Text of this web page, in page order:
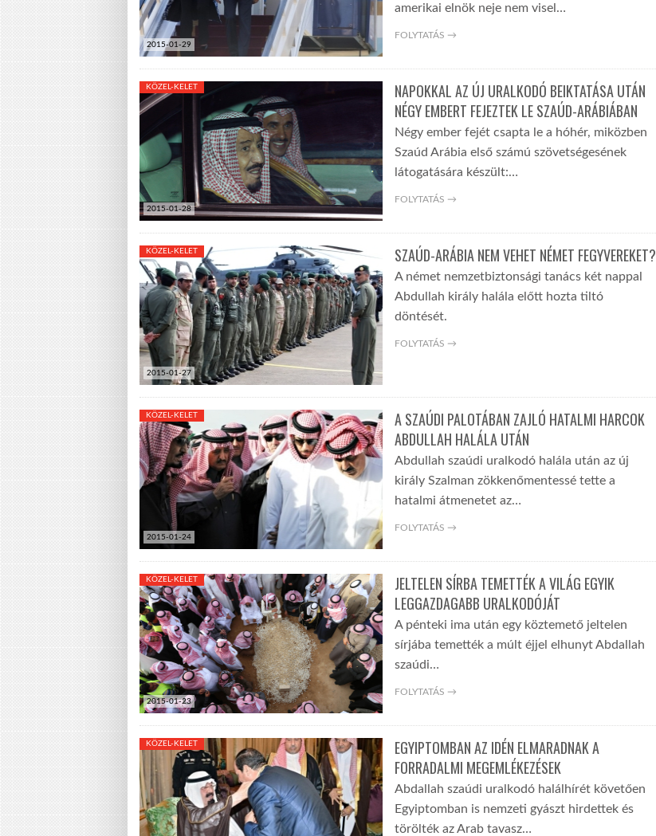
2015-01-29
amerikai elnök neje nem visel…
FOLYTATÁS →
2015-01-28
KÖZEL-KELET
NAPOKKAL AZ ÚJ URALKODÓ BEIKTATÁSA UTÁN
NÉGY EMBERT FEJEZTEK LE SZAÚD-ARÁBIÁBAN
Négy ember fejét csapta le a hóhér, miközben
Szaúd Arábia első számú szövetségesének
látogatására készült:…
FOLYTATÁS →
2015-01-27
KÖZEL-KELET SZAÚD-ARÁBIA NEM VEHET NÉMET FEGYVEREKET?
A német nemzetbiztonsági tanács két nappal
Abdullah király halála előtt hozta tiltó
döntését.
FOLYTATÁS →
2015-01-24
KÖZEL-KELET
A SZAÚDI PALOTÁBAN ZAJLÓ HATALMI HARCOK
ABDULLAH HALÁLA UTÁN
Abdullah szaúdi uralkodó halála után az új
király Szalman zökkenőmentessé tette a
hatalmi átmenetet az…
FOLYTATÁS →
2015-01-23
KÖZEL-KELET
JELTELEN SÍRBA TEMETTÉK A VILÁG EGYIK
LEGGAZDAGABB URALKODÓJÁT
A pénteki ima után egy köztemető jeltelen
sírjába temették a múlt éjjel elhunyt Abdallah
szaúdi…
FOLYTATÁS →
KÖZEL-KELET
EGYIPTOMBAN AZ IDÉN ELMARADNAK A
FORRADALMI MEGEMLÉKEZÉSEK
Abdallah szaúdi uralkodó halálhírét követően
Egyiptomban is nemzeti gyászt hirdettek és
törölték az Arab tavasz…